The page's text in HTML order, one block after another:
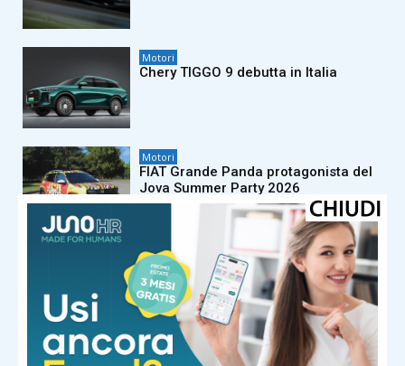
Motori
Chery TIGGO 9 debutta in Italia
Motori
FIAT Grande Panda protagonista del
Jova Summer Party 2026
Motori
FIAT Professional Ducato festeggia
45 anni di innovazione e leadership
Motori